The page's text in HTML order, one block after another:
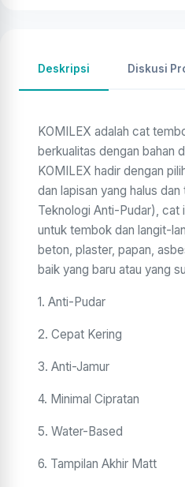
Deskripsi Diskusi
KOMILEX adalah cat
berkualitas dengan bahan
KOMILEX hadir dengan
dan lapisan yang halus
Teknologi Anti-Pudar), cat
untuk tembok dan langit-
beton, plaster, papan,
baik yang baru atau yang
1. Anti-Pudar
2. Cepat Kering
3. Anti-Jamur
4. Minimal Cipratan
5. Water-Based
6. Tampilan Akhir Matt